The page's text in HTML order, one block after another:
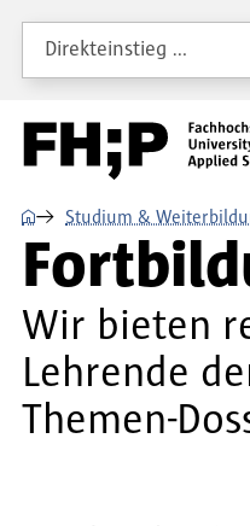
Direkt zum Inhalt
Direkt zur
Direkt zum Fußbereich
Direkteinstieg …
⌂ Studium &
Wir bieten
Lehrende
Themen-